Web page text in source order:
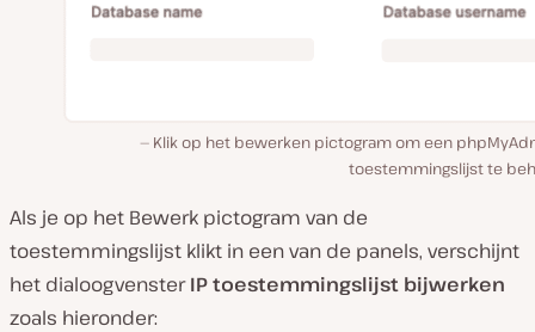
Klik op het bewerken pictogram om een
toestemmingslijst te
Als je op het Bewerk pictogram van de
toestemmingslijst klikt in een van de panels, verschijnt
het dialoogvensterIP toestemmingslijst bijwerken
zoals hieronder: